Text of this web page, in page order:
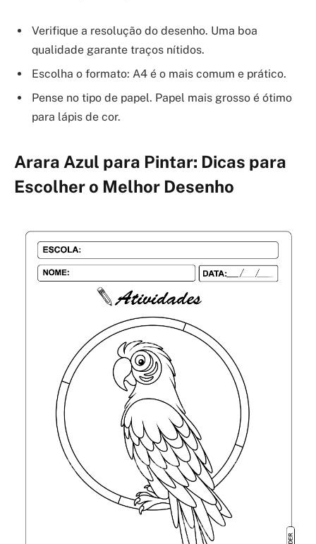
Verifique a resolução do desenho. Uma boa
qualidade garante traços nítidos.
Escolha o formato: A4 é o mais comum e prático.
Pense no tipo de papel. Papel mais grosso é ótimo
para lápis de cor.
Arara Azul para Pintar: Dicas para
Escolher o Melhor Desenho